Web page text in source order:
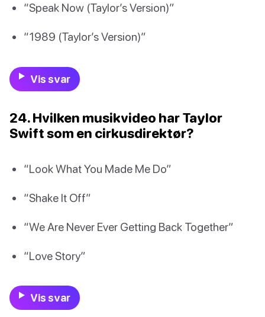
“Speak Now (Taylor’s Version)”
“1989 (Taylor’s Version)”
Vis svar
24. Hvilken musikvideo har Taylor
Swift som en cirkusdirektør?
“Look What You Made Me Do”
“Shake It Off”
“We Are Never Ever Getting Back Together”
“Love Story”
Vis svar